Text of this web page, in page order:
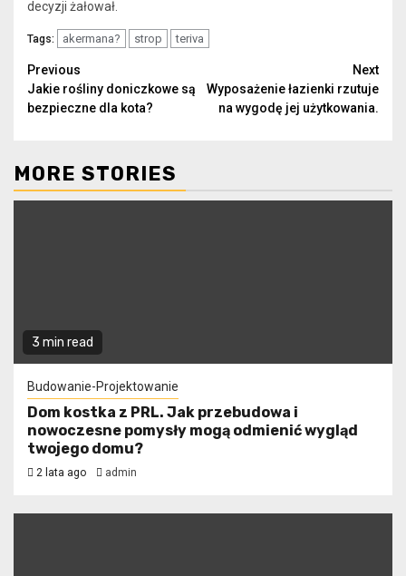
decyzji żałował.
Tags: akermana? strop teriva
Continue
Reading
Previous
Jakie rośliny doniczkowe są
bezpieczne dla kota?
Next
Wyposażenie łazienki rzutuje
na wygodę jej użytkowania.
MORE STORIES
3 min read
Budowanie-Projektowanie
Dom kostka z PRL. Jak przebudowa i
nowoczesne pomysły mogą odmienić wygląd
twojego domu?
2 lata ago admin